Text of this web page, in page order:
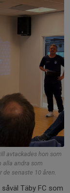
avtackades hon som
alla andra som
de senaste 10 åren.
Täby FC som